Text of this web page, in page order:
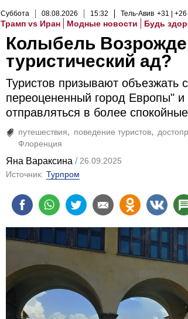
Суббота 08.08.2026 15:32 Тель-Авив +31 +26
Трамп vs Иран Модные новости Будь
Колыбель
туристический ад?
Туристов призывают объезжать
переоцененный город Европы" и
отправляться в более
путешествия поведение туристов
Флоренция
Яна Вараксина
26.09.2025
Источник: Турпром